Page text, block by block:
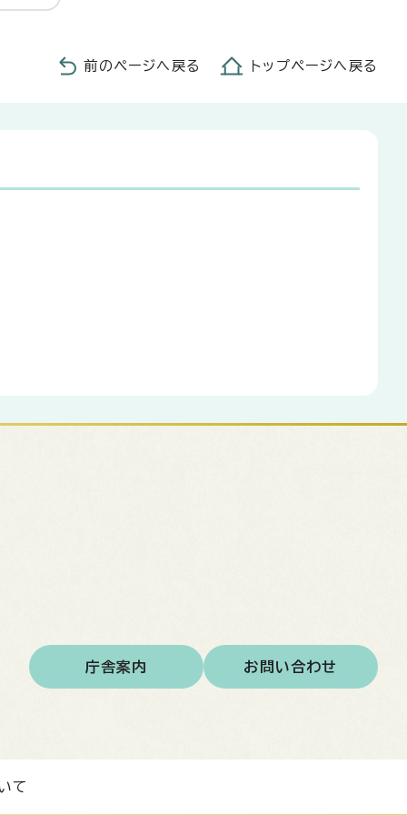
前のページへ戻る トップページへ戻る
庁舎案内 お問い合わせ
て